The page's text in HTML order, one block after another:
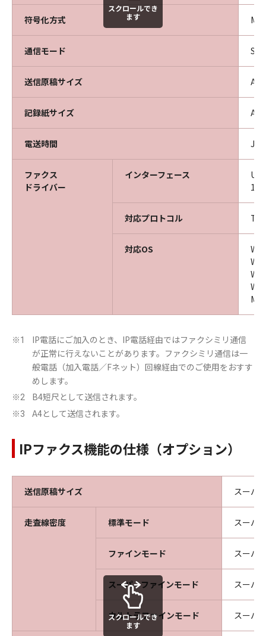
符号化方式 MH
通信モード
送信原稿サイズ A3
記録紙サイズ A3
電送時間
ファクス
ドライバー
インターフェース
対応プロトコル
対応OS
スクロールでき
ます
※1
IP電話にご加入のとき、IP電話経由ではファクシミリ通信
が正常に行えないことがあります。ファクシミリ通信は一
般電話（加入電話／Fネット）回線経由でのご使用をおすす
めします。
※2 B4短尺として送信されます。
※3 A4として送信されます。
IPファクス機能の仕様（オプション）
送信原稿サイズ スーパ
走査線密度 標準モード スーパ
ファインモード スーパ
スーパーファインモード スーパ
ウルトラファインモード スーパ
スクロールでき
ます